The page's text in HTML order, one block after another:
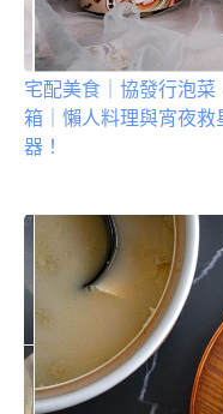
宅配美食｜協發行泡菜
箱｜懶人料理與宵夜救
器！